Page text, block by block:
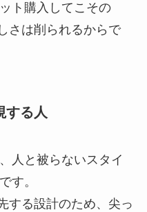
ト購入してこその
さは削られるからで
る人
人と被らないスタイ
す。
する設計のため、尖っ